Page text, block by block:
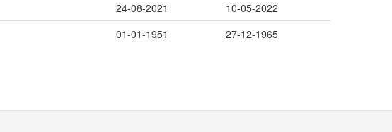
24-08-2021
10-05-2022
01-01-1951 27-12-1965